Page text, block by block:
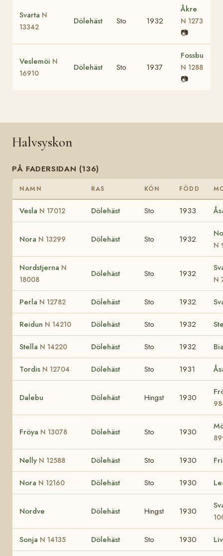
Svarta N
13342
Dölehäst Sto 1932
Åkre
N 1273
📷
Veslemöi N
16910
Dölehäst Sto 1937
Fossbu
N 1288
📷
Halvsyskon
PÅ FADERSIDAN (136)
NAMN RAS KÖN FÖDD
Vesla N 17012 Dölehäst Sto 1933
Nora N 13299 Dölehäst Sto 1932
N
Nordstjerna N
18008
Dölehäst Sto 1932
N
Perla N 12782 Dölehäst Sto 1932
Reidun N 14210 Dölehäst Sto 1932
Stella N 14220 Dölehäst Sto 1932
Tordis N 12704 Dölehäst Sto 1931
Dalebu Dölehäst Hingst 1930
Fröya N 13078 Dölehäst Sto 1930
Nelly N 12588 Dölehäst Sto 1930
Nora N 12160 Dölehäst Sto 1930
Nordve Dölehäst Hingst 1930
Sonja N 14135 Dölehäst Sto 1930